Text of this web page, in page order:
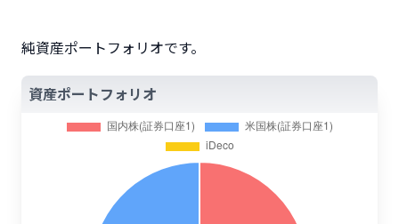
純資産ポートフォリオです。
資産ポートフォリオ